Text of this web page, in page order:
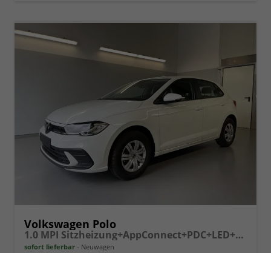
Volkswagen Polo
1.0 MPI Sitzheizung+AppConnect+PDC+LED+Touch+Lichtsensor+MultiLenkrad
sofort lieferbar Neuwagen